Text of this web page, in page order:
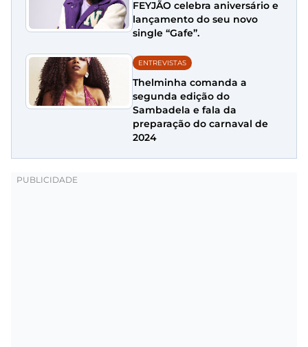
FEYJÃO celebra aniversário e
lançamento do seu novo
single “Gafe”.
ENTREVISTAS
Thelminha comanda a
segunda edição do
Sambadela e fala da
preparação do carnaval de
2024